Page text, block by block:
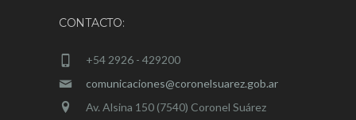
CONTACTO:
+54 2926 - 429200
comunicaciones@coronelsuarez.gob.ar
Av. Alsina 150 (7540) Coronel Suárez